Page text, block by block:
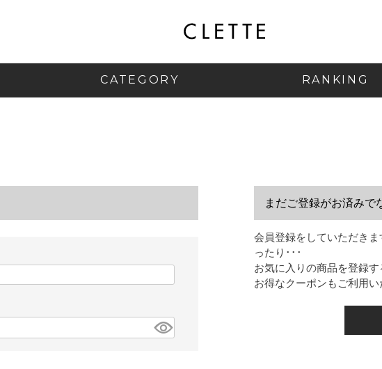
CATEGORY RANKING
まだご登録がお済みで
会員登録をしていただき
ったり･･･
お気に入りの商品を登録
お得なクーポンもご利用